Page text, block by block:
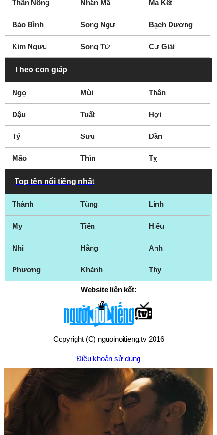
Thần Nông Nhân Mã Ma Kết
Bảo Bình Song Ngư Bạch Dương
Kim Ngưu Song Tử Cự Giải
Theo con giáp
Ngọ Mùi Thân
Dậu Tuất Hợi
Tý Sửu Dần
Mão Thìn Tỵ
Top tên nổi tiếng nhất
Thành Tùng Linh
My Tiên Hiếu
Nhi Hằng Anh
Phương Khánh Thy
Website liên kết:
Copyright (C) nguoinoitieng.tv 2016
Điều khoản sử dụng
Chính sách quyền riêng tư